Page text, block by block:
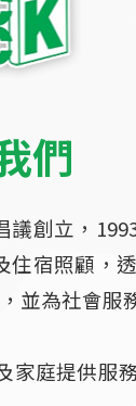
們
議創立，
宿照顧，
並為社會服
家庭提供服